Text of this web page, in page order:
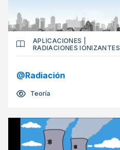
APLICACIONES
RADIACIONES IONIZANTES
@Radiación
Teoría